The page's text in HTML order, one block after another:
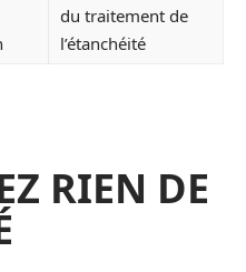
du traitement de
l’étanchéité
RIEN DE